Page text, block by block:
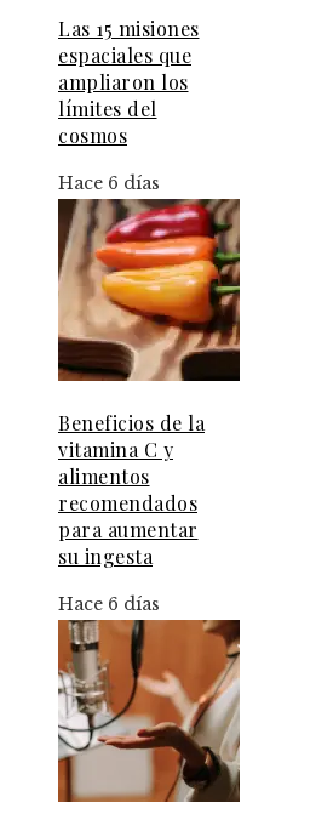
Las 15 misiones
espaciales que
ampliaron los
límites del
cosmos
Hace 6 días
Beneficios de la
vitamina C y
alimentos
recomendados
para aumentar
su ingesta
Hace 6 días